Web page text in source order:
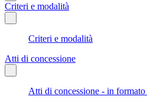
Criteri e modalità
Criteri e modalità
Atti di concessione
Atti di concessione - in formato